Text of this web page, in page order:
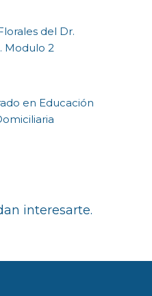
del Dr.
Modulo 2
en Educación
interesarte.